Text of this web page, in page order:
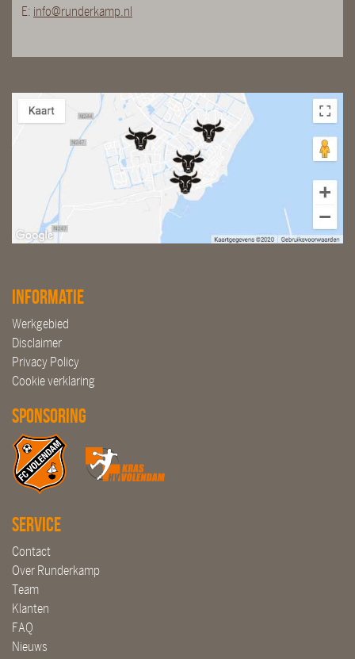
E: info@runderkamp.nl
Informatie
Werkgebied
Disclaimer
Privacy Policy
Cookie verklaring
Sponsoring
Service
Contact
Over Runderkamp
Team
Klanten
FAQ
Nieuws